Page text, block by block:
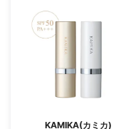
KAMIKA(カミカ)